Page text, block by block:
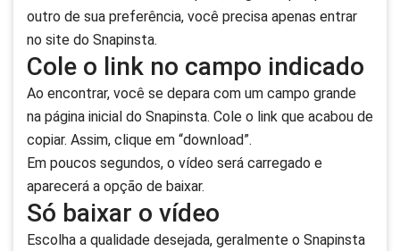
outro de sua preferência, você precisa apenas entrar
no site do Snapinsta.
Cole o link no campo indicado
Ao encontrar, você se depara com um campo grande
na página inicial do Snapinsta. Cole o link que acabou de
copiar. Assim, clique em “download”.
Em poucos segundos, o vídeo será carregado e
aparecerá a opção de baixar.
Só baixar o vídeo
Escolha a qualidade desejada, geralmente o Snapinsta